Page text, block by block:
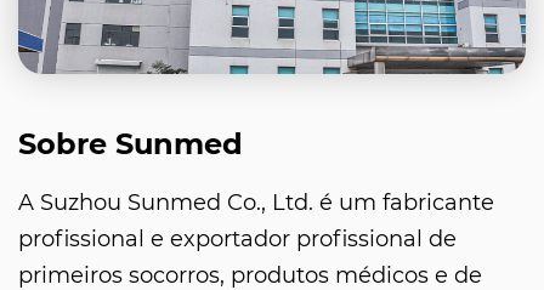
Sobre Sunmed
A Suzhou Sunmed Co., Ltd. é um fabricante
profissional e exportador profissional de
primeiros socorros, produtos médicos e de